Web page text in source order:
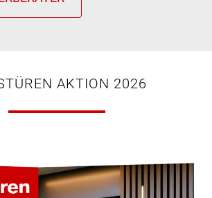
AKTION 2026